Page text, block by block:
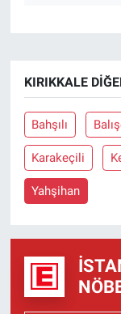
KIRIKKALE
Bahşılı
Karakeçili
Yahşihan